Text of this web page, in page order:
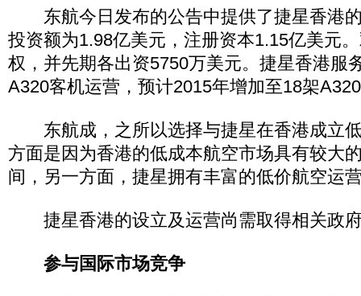
东航今日发布的公告中提供了捷星香港
投资额为1.98亿美元，注册资本1.15亿美元
权，并先期各出资5750万美元。捷星香港服
A320客机运营，预计2015年增加至18架
东航成，之所以选择与捷星在香港成立
方面是因为香港的低成本航空市场具有较大
间，另一方面，捷星拥有丰富的低价航空运
捷星香港的设立及运营尚需取得相关政
参与国际市场竞争